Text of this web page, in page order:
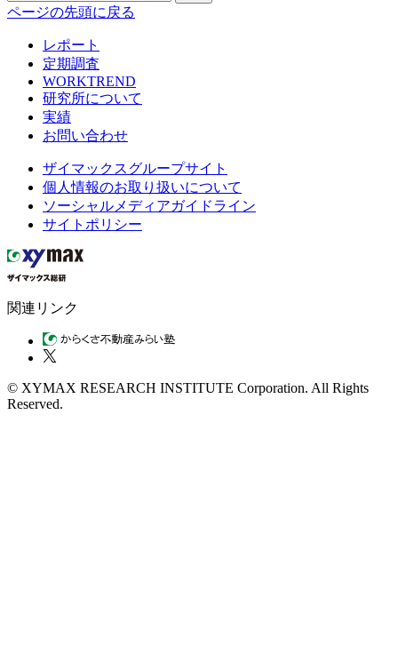
ページの先頭に戻る
レポート
定期調査
WORKTREND
研究所について
実績
お問い合わせ
ザイマックスグループサイト
個人情報のお取り扱いについて
ソーシャルメディアガイドライン
サイトポリシー
関連リンク
© XYMAX RESEARCH INSTITUTE Corporation. All Rights
Reserved.